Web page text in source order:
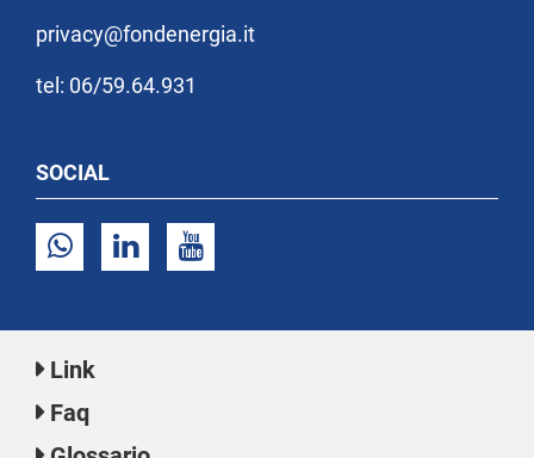
privacy@fondenergia.it
tel: 06/59.64.931
SOCIAL
Link
Faq